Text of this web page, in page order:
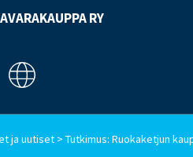
ja uutiset >